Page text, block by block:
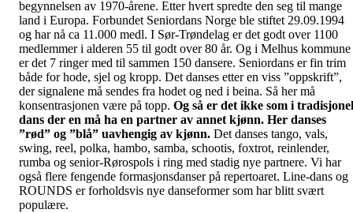
begynnelsen av 1970-årene. Etter hvert spredte den seg til mange
land i Europa. Forbundet Seniordans Norge ble stiftet 29.09.1994
og har nå ca 11.000 medl. I Sør-Trøndelag er det godt over 1100
medlemmer i alderen 55 til godt over 80 år. Og i Melhus kommune
er det 7 ringer med til sammen 150 dansere. Seniordans er fin trim
både for hode, sjel og kropp. Det danses etter en viss ”oppskrift”,
der signalene må sendes fra hodet og ned i beina. Så her må
konsentrasjonen være på topp. Og så er det ikke som i
dans der en må ha en partner av annet kjønn. Her danses
”rød” og ”blå” uavhengig av kjønn. Det danses tango, vals,
swing, reel, polka, hambo, samba, schootis, foxtrot, reinlender,
rumba og senior-Rørospols i ring med stadig nye partnere. Vi har
også flere fengende formasjonsdanser på repertoaret. Line-dans og
ROUNDS er forholdsvis nye danseformer som har blitt svært
populære.